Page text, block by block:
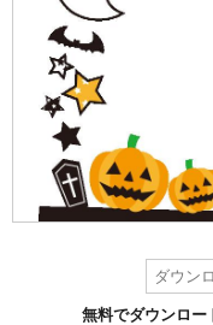
無料でダウンロー